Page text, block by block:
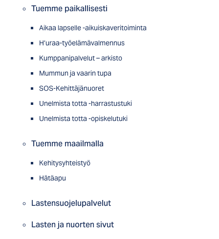
Tuemme paikallisesti
Aikaa lapselle -aikuiskaveritoiminta
H’uraa-työelämävalmennus
Kumppanipalvelut – arkisto
Mummun ja vaarin tupa
SOS-Kehittäjänuoret
Unelmista totta -harrastustuki
Unelmista totta -opiskelutuki
Tuemme maailmalla
Kehitysyhteistyö
Hätäapu
Lastensuojelupalvelut
Lasten ja nuorten sivut